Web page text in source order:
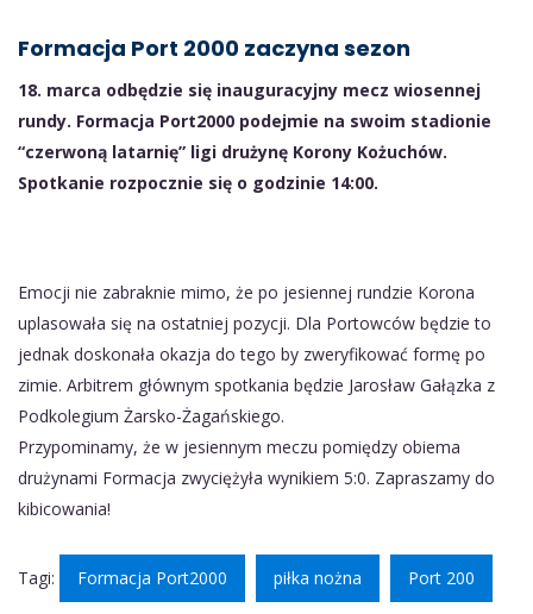
Formacja Port 2000 zaczyna sezon
18. marca odbędzie się inauguracyjny mecz wiosennej
rundy. Formacja Port2000 podejmie na swoim stadionie
“czerwoną latarnię” ligi drużynę Korony Kożuchów.
Spotkanie rozpocznie się o godzinie 14:00.
Emocji nie zabraknie mimo, że po jesiennej rundzie Korona
uplasowała się na ostatniej pozycji. Dla Portowców będzie to
jednak doskonała okazja do tego by zweryfikować formę po
zimie. Arbitrem głównym spotkania będzie Jarosław Gałązka z
Podkolegium Żarsko-Żagańskiego.
Przypominamy, że w jesiennym meczu pomiędzy obiema
drużynami Formacja zwyciężyła wynikiem 5:0. Zapraszamy do
kibicowania!
Tagi: Formacja Port2000 piłka nożna Port 200